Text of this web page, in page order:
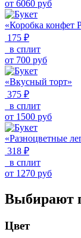
от 6060 руб
«Коробка конфет
175 ₽
в сплит
от 700 руб
«Вкусный торт»
375 ₽
в сплит
от 1500 руб
«Разноцветные
318 ₽
в сплит
от 1270 руб
Выбирают
Цвет